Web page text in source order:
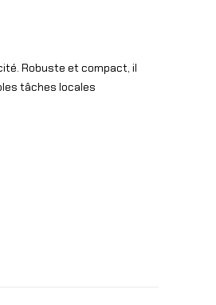
Robuste et compact, il
tâches locales